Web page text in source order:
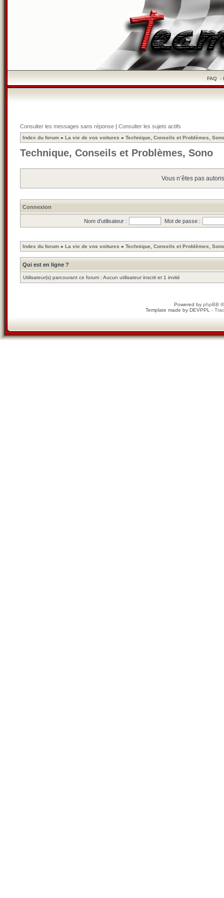
FAQ-
Consulter les messages sans réponse | Consulter les sujets actifs
Index du forum » La vie de vos voitures » Technique, Conseils et Problèmes, Sono
Technique, Conseils et Problèmes, Sono
Vous n’êtes pas
Connexion
Nom d’utilisateur : Mot de passe :
Index du forum » La vie de vos voitures » Technique, Conseils et Problèmes, Sono
Qui est en ligne ?
Utilisateur(s) parcourant ce forum : Aucun utilisateur inscrit et 1 invité
Powered by phpBB
Template made by DEVPPL -